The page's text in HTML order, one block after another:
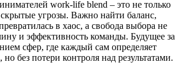
work-life blend – это не только
угрозы. Важно найти баланс,
в хаос, а свобода выбора не
и эффективность команды. Будущее за
сфер, где каждый сам определяет
без потери контроля над результатами.